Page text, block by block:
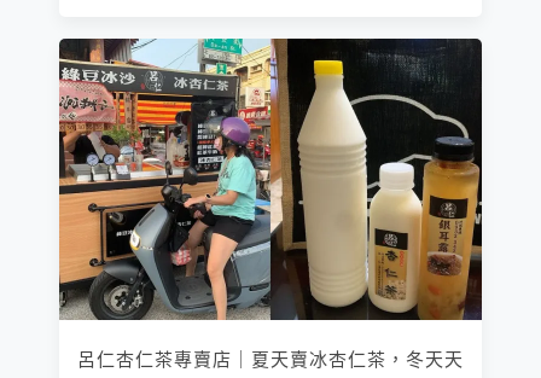
呂仁杏仁茶專賣店｜夏天賣冰杏仁茶，冬天天